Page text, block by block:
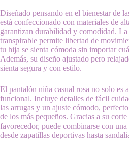
Diseñado pensando en el bienestar de
está confeccionado con materiales de
garantizan durabilidad y comodidad. La
transpirable permite libertad de
tu hija se sienta cómoda sin importar
Además, su diseño ajustado pero
sienta segura y con estilo.
El pantalón niña casual rosa no solo es
funcional. Incluye detalles de fácil
las arrugas y un ajuste cómodo,
de los más pequeños. Gracias a su
favorecedor, puede combinarse con
desde zapatillas deportivas hasta